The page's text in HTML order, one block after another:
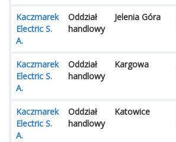
Kaczmarek
Electric S.
A.
Oddział
handlowy
Jelenia Góra
Kaczmarek
Electric S.
A.
Oddział
handlowy
Kargowa
Kaczmarek
Electric S.
A.
Oddział
handlowy
Katowice